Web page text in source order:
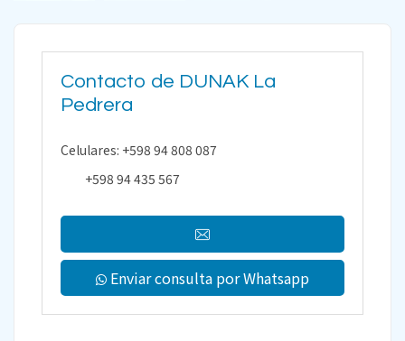
Contacto de DUNAK La
Pedrera
Celulares: +598 94 808 087
+598 94 435 567
Enviar consulta por Whatsapp